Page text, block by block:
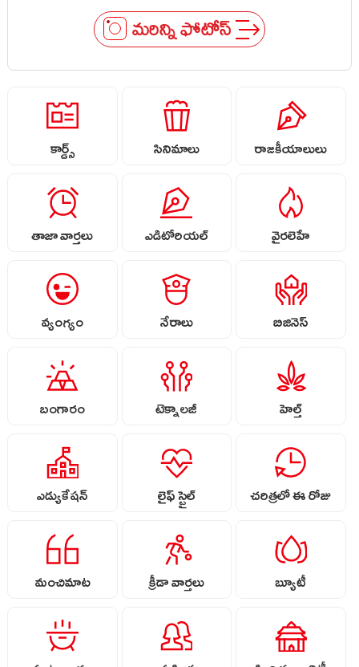
మరిన్ని ఫోటోస్
కార్డ్స్ సినిమాలు రాజకీయాలులు
తాజా వార్తలు ఎడిటోరియల్ వైరలెహే
వ్యంగ్యం నేరాలు బిజినెస్
బంగారం టెక్నాలజీ హెల్త్
ఎడ్యుకేషన్ లైఫ్ స్టైల్ చరిత్రలో ఈ రోజు
మంచిమాట క్రీడా వార్తలు బ్యూటీ